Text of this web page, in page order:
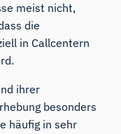
meist nicht,
die
in Callcentern
ihrer
besonders
häufig in sehr